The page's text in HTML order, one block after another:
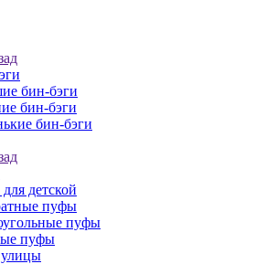
бин-бэги
бин-бэги
бин-бэги
детской
пуфы
пуфы
пуфы